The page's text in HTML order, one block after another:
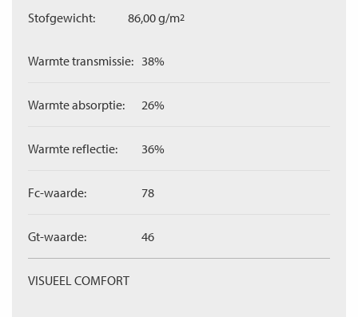
Stofgewicht: 86,00 g/m2
Warmte transmissie: 38%
Warmte absorptie: 26%
Warmte reflectie: 36%
Fc-waarde: 78
Gt-waarde: 46
VISUEEL COMFORT